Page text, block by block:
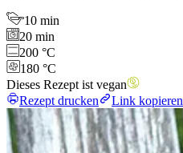
10 min
20 min
200 °C
180 °C
Dieses Rezept ist vegan
Rezept drucken
Link kopieren